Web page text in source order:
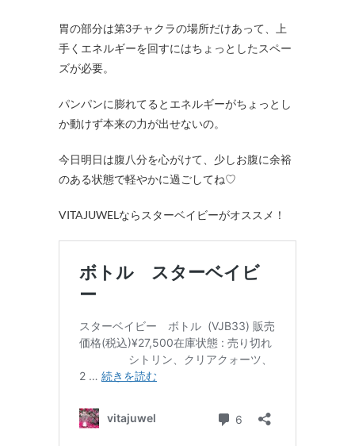
胃の部分は第3チャクラの場所だけあって、上
手くエネルギーを回すにはちょっとしたスペー
ズが必要。
パンパンに膨れてるとエネルギーがちょっとし
か動けず本来の力が出せないの。
今日明日は腹八分を心がけて、少しお腹に余裕
のある状態で軽やかに過ごしてね♡
VITAJUWELならスターベイビーがオススメ！